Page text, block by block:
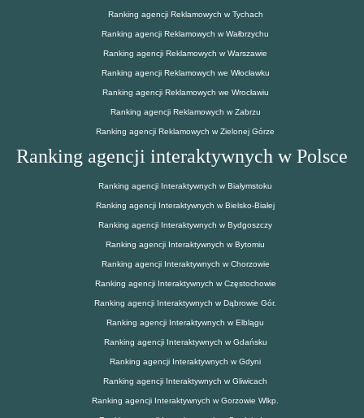
Ranking agencji Reklamowych w Tychach
Ranking agencji Reklamowych w Wałbrzychu
Ranking agencji Reklamowych w Warszawie
Ranking agencji Reklamowych we Włocławku
Ranking agencji Reklamowych we Wrocławiu
Ranking agencji Reklamowych w Zabrzu
Ranking agencji Reklamowych w Zielonej Górze
Ranking agencji interaktywnych w Polsce
Ranking agencji Interaktywnych w Białymstoku
Ranking agencji Interaktywnych w Bielsko-Białej
Ranking agencji Interaktywnych w Bydgoszczy
Ranking agencji Interaktywnych w Bytomiu
Ranking agencji Interaktywnych w Chorzowie
Ranking agencji Interaktywnych w Częstochowie
Ranking agencji Interaktywnych w Dąbrowie Gór.
Ranking agencji Interaktywnych w Elblągu
Ranking agencji Interaktywnych w Gdańsku
Ranking agencji Interaktywnych w Gdyni
Ranking agencji Interaktywnych w Gliwicach
Ranking agencji Interaktywnych w Gorzowie Wlkp.